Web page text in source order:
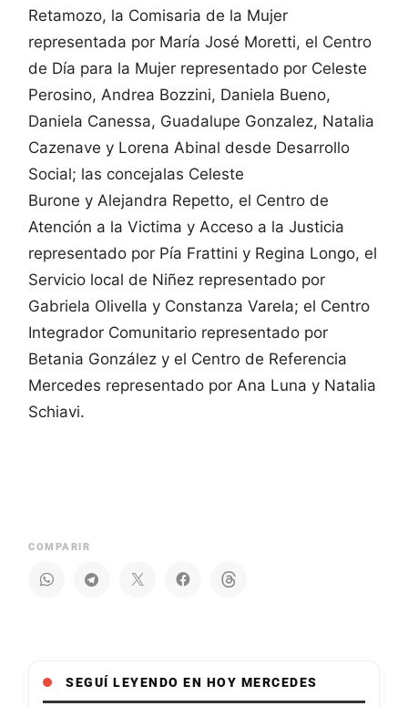
Retamozo, la Comisaria de la Mujer
representada por María José Moretti, el Centro
de Día para la Mujer representado por Celeste
Perosino, Andrea Bozzini, Daniela Bueno,
Daniela Canessa, Guadalupe Gonzalez, Natalia
Cazenave y Lorena Abinal desde Desarrollo
Social; las concejalas Celeste
Burone y Alejandra Repetto, el Centro de
Atención a la Victima y Acceso a la Justicia
representado por Pía Frattini y Regina Longo, el
Servicio local de Niñez representado por
Gabriela Olivella y Constanza Varela; el Centro
Integrador Comunitario representado por
Betania González y el Centro de Referencia
Mercedes representado por Ana Luna y Natalia
Schiavi.
COMPARIR
SEGUÍ LEYENDO EN HOY MERCEDES